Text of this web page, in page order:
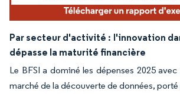
Par secteur d'activité : l'innovation
dépasse la maturité financière
Le BFSI a dominé les dépenses 2025
marché de la découverte de données,